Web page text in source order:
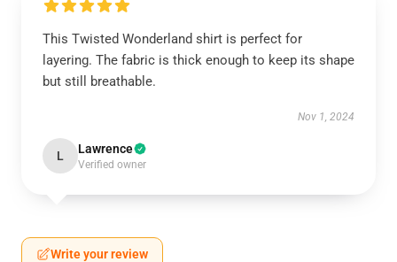
This Twisted Wonderland shirt is perfect for
layering. The fabric is thick enough to keep its shape
but still breathable.
Nov 1, 2024
L Lawrence
Verified owner
Write your review